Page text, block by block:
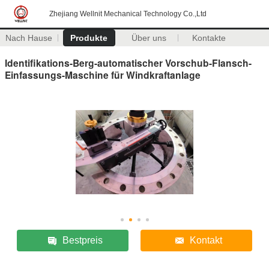
Zhejiang Wellnit Mechanical Technology Co.,Ltd
Nach Hause Produkte Über uns Kontakte
Identifikations-Berg-automatischer Vorschub-Flansch-
Einfassungs-Maschine für Windkraftanlage
Bestpreis Kontakt